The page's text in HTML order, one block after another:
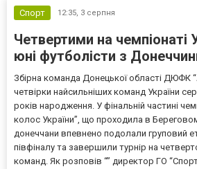
Спорт 12:35, 3 серпня
Четвертими на чемпіонаті
юні футболісти з
Збірна команда Донецької області ДЮФК
четвірки найсильніших команд України
років народження. У фінальній частині
колос України”, що проходила в
донеччани впевнено подолали груповий
півфіналу та завершили турнір на
команд. Як розповів “” директор ГО